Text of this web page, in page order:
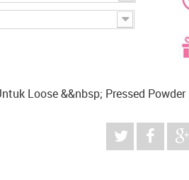
Loose &&nbsp; Pressed